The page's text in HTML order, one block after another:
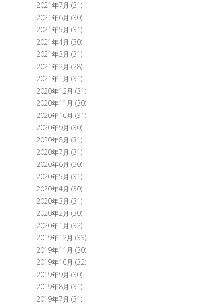
2021年7月 (31)
2021年6月 (30)
2021年5月 (31)
2021年4月 (30)
2021年3月 (31)
2021年2月 (28)
2021年1月 (31)
2020年12月 (31)
2020年11月 (30)
2020年10月 (31)
2020年9月 (30)
2020年8月 (31)
2020年7月 (31)
2020年6月 (30)
2020年5月 (31)
2020年4月 (30)
2020年3月 (31)
2020年2月 (30)
2020年1月 (32)
2019年12月 (33)
2019年11月 (30)
2019年10月 (32)
2019年9月 (30)
2019年8月 (31)
2019年7月 (31)